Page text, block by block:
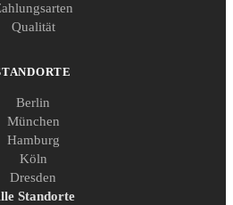
Qualität
Berlin
München
Hamburg
Köln
Dresden
Standorte